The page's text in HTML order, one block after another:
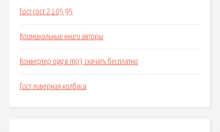
Гост гост 2 105 95
Криминальные книги авторы
Конвертер ogg в mp3 скачать бесплатно
Гост ливерная колбаса